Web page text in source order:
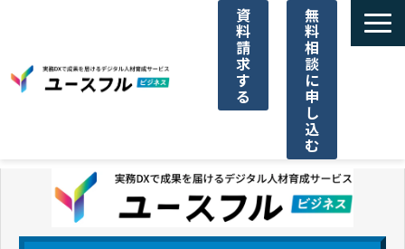
資
料
請
求
す
る
無
料
相
談
に
申
し
込
む
サービス一覧
選ばれる理由